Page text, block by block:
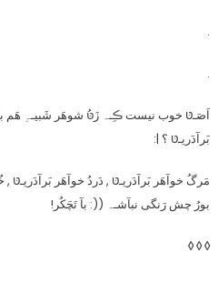
.
.
اَصَـטּ خوب نیست ڪِـہ زَטּُ شوهَر شَبیـہِ هَم
بَرآدَریـטּ ؟ |:
مَرگُ خوآهَر بَرآدَریـטּ , دَردُ خوآهَر
بورُ چش رَنگی نبآشـہ ((: بآ تَچَکُر!
◊ ◊ ◊